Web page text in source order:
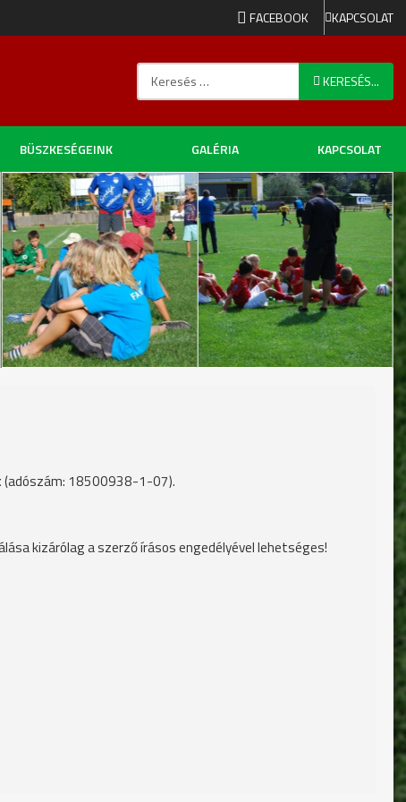
FACEBOOK KAPCSOLAT
Keresés...
KERESÉS...
BÜSZKESÉGEINK GALÉRIA KAPCSOLAT
(adószám: 18500938-1-07).
kizárólag a szerző írásos engedélyével lehetséges!